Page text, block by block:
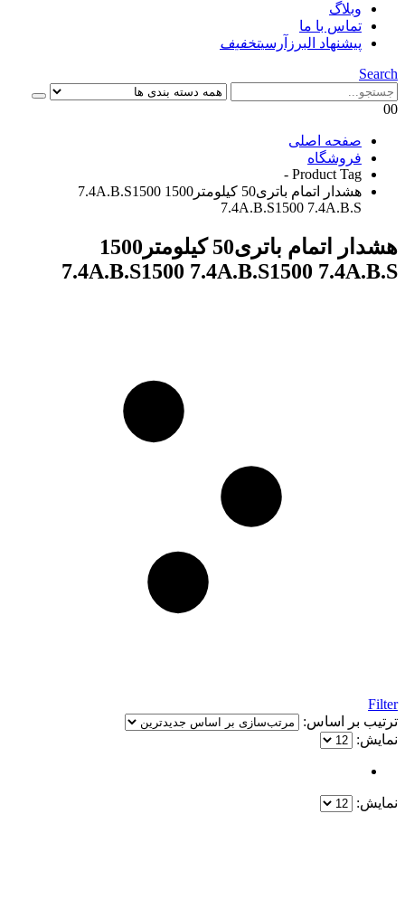
وبلاگ
تماس با ما
پیشنهاد البرزآرسیتخفیف
Search
00
صفحه اصلی
فروشگاه
Product Tag -
هشدار اتمام باتری50 کیلومتر1500 7.4A.B.S1500
7.4A.B.S1500 7.4A.B.S
هشدار اتمام باتری50 کیلومتر1500
7.4A.B.S1500 7.4A.B.S1500 7.4A.B.S
Filter
ترتیب بر اساس:
نمایش:
نمایش: